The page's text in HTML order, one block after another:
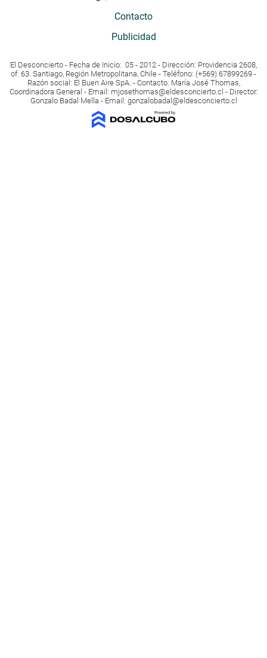
Contacto
Publicidad
El Desconcierto - Fecha de Inicio: 05 - 2012 - Dirección: Providencia 2608,
of. 63. Santiago, Región Metropolitana, Chile - Teléfono: (+569) 67899269 -
Razón social: El Buen Aire SpA. - Contacto: María José Thomas,
Coordinadora General - Email: mjosethomas@eldesconcierto.cl - Director:
Gonzalo Badal Mella - Email: gonzalobadal@eldesconcierto.cl